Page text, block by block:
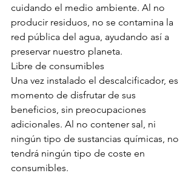
cuidando el medio ambiente. Al no
producir residuos, no se contamina la
red pública del agua, ayudando así a
preservar nuestro planeta.
Libre de consumibles
Una vez instalado el descalcificador, es
momento de disfrutar de sus
beneficios, sin preocupaciones
adicionales. Al no contener sal, ni
ningún tipo de sustancias químicas, no
tendrá ningún tipo de coste en
consumibles.